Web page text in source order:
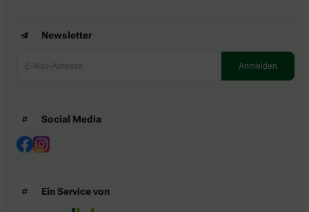
Newsletter
Social Media
Ein Service von